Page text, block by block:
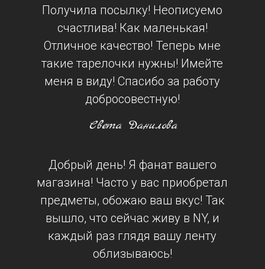
Получила посылку! Неописуемо
счастлива! Как маленькая!
Отличное качество! Теперь мне
такие тарелочки нужны! Имейте
меня в виду! Спасибо за работу
добросовестную!
Света Данилова
Добрый день! Я фанат вашего
магазина! Часто у вас приобретал
предметы, обожаю ваш вкус! Так
вышло, что сейчас живу в NY, и
каждый раз глядя вашу ленту
облизываюсь!